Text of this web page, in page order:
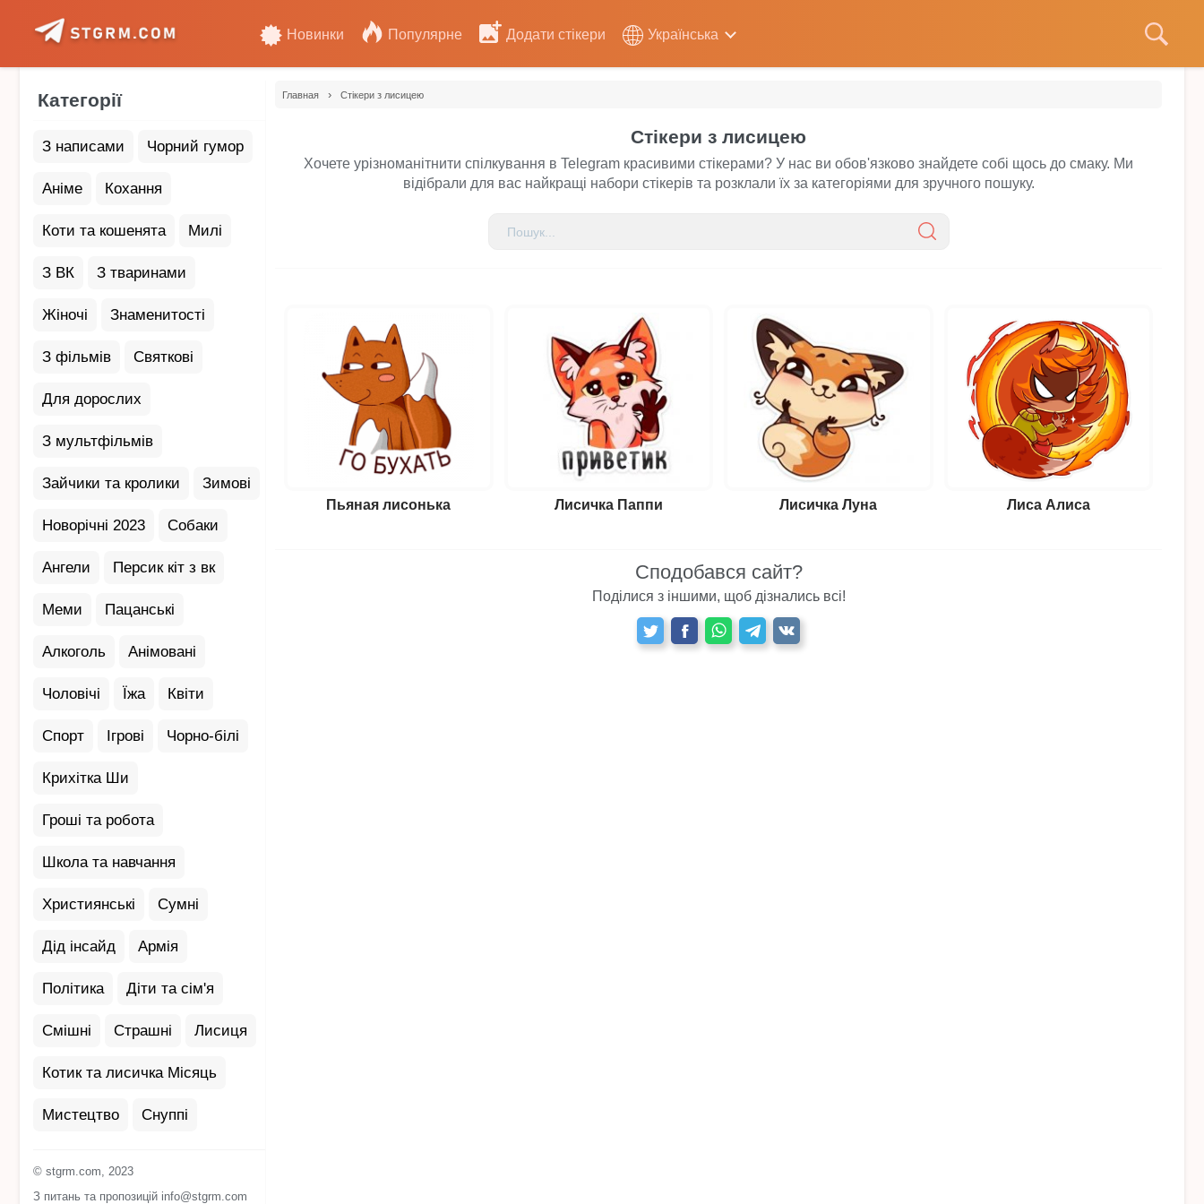
Новинки Популярне Додати стікери Українська
Категорії
З написами Чорний гумор
Аніме Кохання
Коти та кошенята Милі
З ВК З тваринами
Жіночі Знаменитості
З фільмів Святкові
Для дорослих
З мультфільмів
Зайчики та кролики Зимові
Новорічні 2023 Собаки
Ангели Персик кіт з вк
Меми Пацанські
Алкоголь Анімовані
Чоловічі Їжа Квіти
Спорт Ігрові Чорно-білі
Крихітка Ши
Гроші та робота
Школа та навчання
Християнські Сумні
Дід інсайд Армія
Політика Діти та сім'я
Смішні Страшні Лисиця
Котик та лисичка Місяць
Мистецтво Снуппі
© stgrm.com, 2023
З питань та пропозицій info@stgrm.com
Главная › Стікери з лисицею
Стікери з лисицею
Хочете урізноманітнити спілкування в Telegram красивими стікерами? У нас ви обов'язково знайдете собі щось до смаку. Ми
відібрали для вас найкращі набори стікерів та розклали їх за категоріями для зручного пошуку.
Пьяная лисонька Лисичка Паппи Лисичка Луна Лиса Алиса
Сподобався сайт?
Поділися з іншими, щоб дізнались всі!